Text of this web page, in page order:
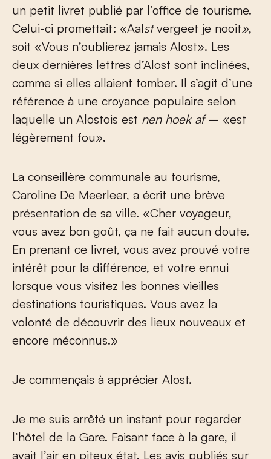
un petit livret publié par l’office de tourisme.
Celui-ci promettait: «Aalstvergeet je nooit»,
soit «Vous n’oublierez jamais Alost». Les
deux dernières lettres d’Alost sont inclinées,
comme si elles allaient tomber. Il s’agit d’une
référence à une croyance populaire selon
laquelle un Alostois est nen hoek af– «est
légèrement fou».
La conseillère communale au tourisme,
Caroline De Meerleer, a écrit une brève
présentation de sa ville. «Cher voyageur,
vous avez bon goût, ça ne fait aucun doute.
En prenant ce livret, vous avez prouvé votre
intérêt pour la différence, et votre ennui
lorsque vous visitez les bonnes vieilles
destinations touristiques. Vous avez la
volonté de découvrir des lieux nouveaux et
encore méconnus.»
Je commençais à apprécier Alost.
Je me suis arrêté un instant pour regarder
l’hôtel de la Gare. Faisant face à la gare, il
avait l’air en piteux état. Les avis publiés sur